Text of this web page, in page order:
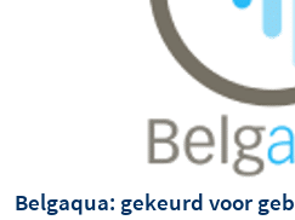
Belgaqua: gekeurd voor